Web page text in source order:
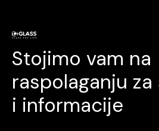
Stojimo vam na
raspolaganju
i informacije